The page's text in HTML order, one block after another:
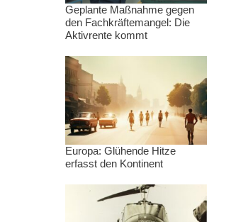
Geplante Maßnahme gegen
den Fachkräftemangel: Die
Aktivrente kommt
Europa: Glühende Hitze
erfasst den Kontinent